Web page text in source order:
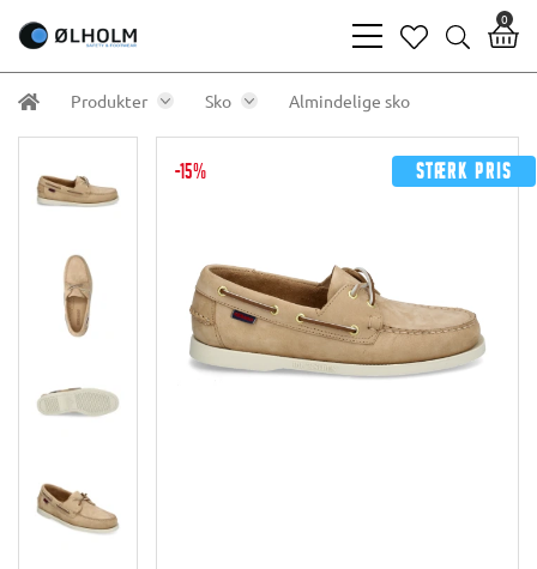
bars
light
heart
search
0
Produkter Sko Almindelige sko
-15% Stærk pris